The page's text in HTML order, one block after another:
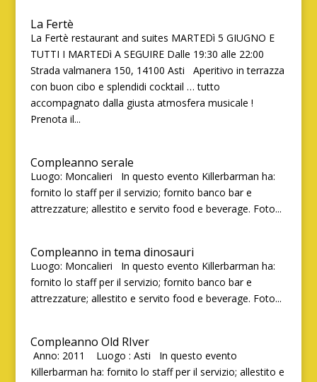
La Fertè
La Fertè restaurant and suites MARTEDì 5 GIUGNO E
TUTTI I MARTEDì A SEGUIRE Dalle 19:30 alle 22:00
Strada valmanera 150, 14100 Asti Aperitivo in terrazza
con buon cibo e splendidi cocktail … tutto
accompagnato dalla giusta atmosfera musicale !
Prenota il...
Compleanno serale
Luogo: Moncalieri In questo evento Killerbarman ha:
fornito lo staff per il servizio; fornito banco bar e
attrezzature; allestito e servito food e beverage. Foto...
Compleanno in tema dinosauri
Luogo: Moncalieri In questo evento Killerbarman ha:
fornito lo staff per il servizio; fornito banco bar e
attrezzature; allestito e servito food e beverage. Foto...
Compleanno Old RIver
Anno: 2011 Luogo : Asti In questo evento
Killerbarman ha: fornito lo staff per il servizio; allestito e